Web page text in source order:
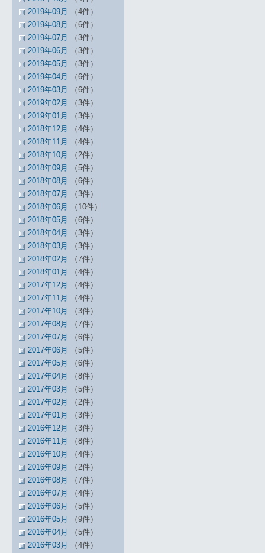
2019年09月
（4件）
2019年08月
（6件）
2019年07月
（3件）
2019年06月
（3件）
2019年05月
（3件）
2019年04月
（6件）
2019年03月
（6件）
2019年02月
（3件）
2019年01月
（3件）
2018年12月
（4件）
2018年11月
（4件）
2018年10月
（2件）
2018年09月
（5件）
2018年08月
（6件）
2018年07月
（3件）
2018年06月
（10件）
2018年05月
（6件）
2018年04月
（3件）
2018年03月
（3件）
2018年02月
（7件）
2018年01月
（4件）
2017年12月
（4件）
2017年11月
（4件）
2017年10月
（3件）
2017年08月
（7件）
2017年07月
（6件）
2017年06月
（5件）
2017年05月
（6件）
2017年04月
（8件）
2017年03月
（5件）
2017年02月
（2件）
2017年01月
（3件）
2016年12月
（3件）
2016年11月
（8件）
2016年10月
（4件）
2016年09月
（2件）
2016年08月
（7件）
2016年07月
（4件）
2016年06月
（5件）
2016年05月
（9件）
2016年04月
（5件）
2016年03月
（4件）